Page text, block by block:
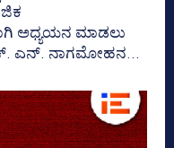
ಅಧ್ಯಯನ ಮಾಡಲು
ಎನ್. ನಾಗಮೋಹನ...